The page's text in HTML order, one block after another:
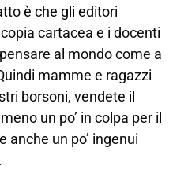
è che gli editori
cartacea e i docenti
al mondo come a
mamme e ragazzi
borsoni, vendete il
un po’ in colpa per il
anche un po’ ingenui